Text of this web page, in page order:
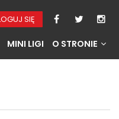
SIĘ
MINI LIGI O STRONIE